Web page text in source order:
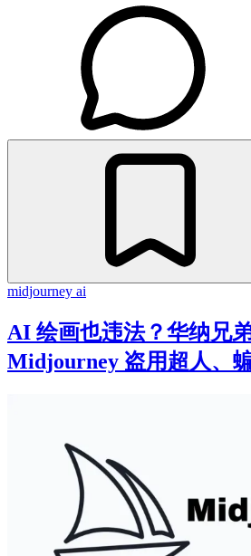
midjourney ai
AI 绘画也违法？华纳兄
Midjourney 盗用超人、